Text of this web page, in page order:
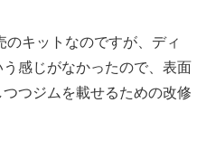
のキットなのですが、ディ
感じがなかったので、表面
つジムを載せるための改修